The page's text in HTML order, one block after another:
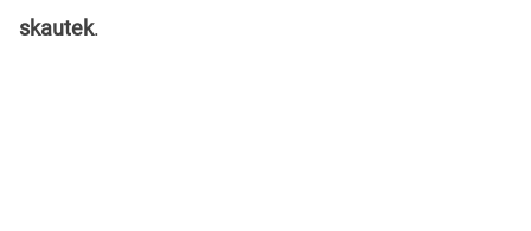
skautek.